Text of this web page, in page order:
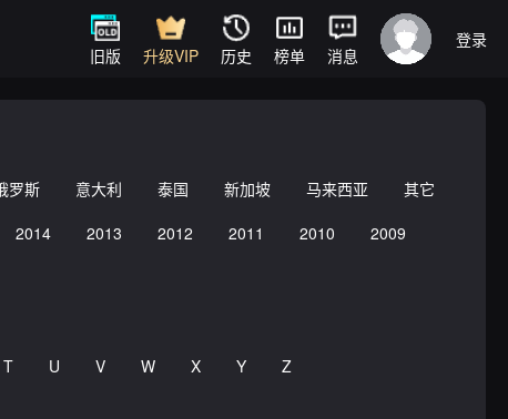
旧版 升级VIP 历史 榜单 消息
登录
罗斯 意大利 泰国 新加坡 马来西亚
其它
2014 2013 2012 2011 2010
2009
T U V W X Y
Z